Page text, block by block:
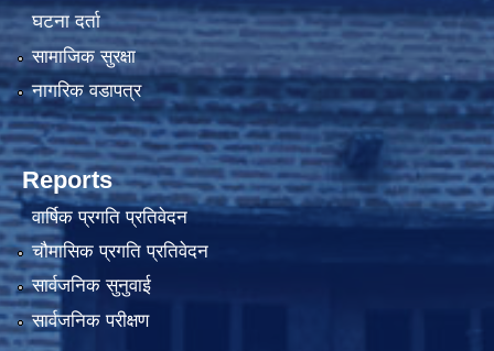
घटना दर्ता
सामाजिक सुरक्षा
नागरिक वडापत्र
Reports
वार्षिक प्रगति प्रतिवेदन
चौमासिक प्रगति प्रतिवेदन
सार्वजनिक सुनुवाई
सार्वजनिक परीक्षण